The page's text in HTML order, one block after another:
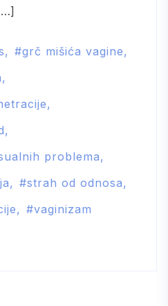
grč mišića vagine
problema
strah od odnosa
vaginizam